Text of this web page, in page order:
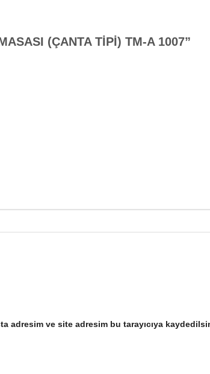
(ÇANTA TİPİ) TM-A 1007”
adresim ve site adresim bu tarayıcıya